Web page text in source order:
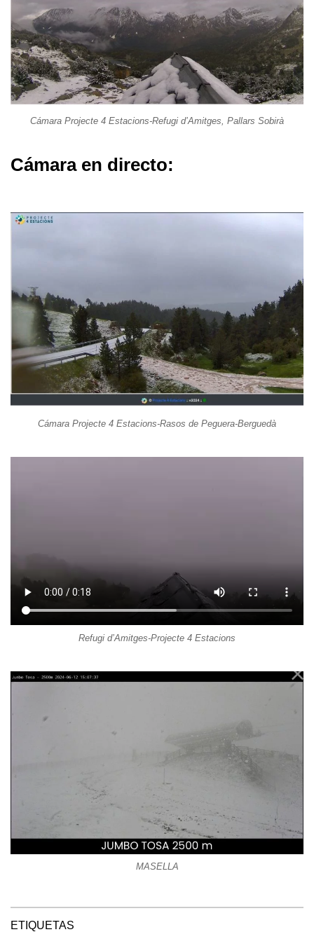
Cámara Projecte 4 Estacions-Refugi d’Amitges, Pallars Sobirà
Cámara en directo:
Cámara Projecte 4 Estacions-Rasos de Peguera-Berguedà
Refugi d’Amitges-Projecte 4 Estacions
MASELLA
ETIQUETAS